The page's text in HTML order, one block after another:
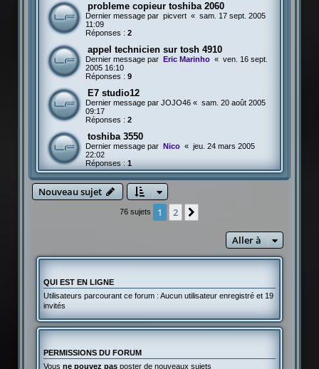
probleme copieur toshiba 2060
Dernier message par picvert « sam. 17 sept. 2005
11:09
Réponses : 2
appel technicien sur tosh 4910
Dernier message par Eric Marinho « ven. 16 sept.
2005 16:10
Réponses : 9
E7 studio12
Dernier message par JOJO46« sam. 20 août 2005
09:17
Réponses : 2
toshiba 3550
Dernier message par Nico « jeu. 24 mars 2005
22:02
Réponses :1
Nouveau sujet
76 sujets 1 2
Aller à
QUI EST EN LIGNE
Utilisateurs parcourant ce forum : Aucun utilisateur enregistré et 19
invités
PERMISSIONS DU FORUM
Vous ne pouvez pasposter de nouveaux sujets